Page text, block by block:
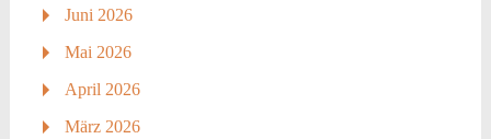
Juni 2026
Mai 2026
April 2026
März 2026